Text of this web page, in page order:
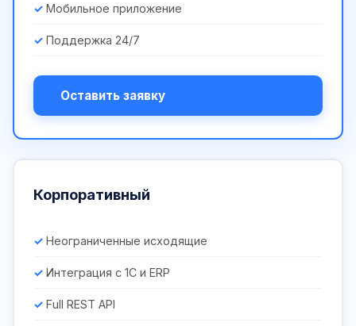
Мобильное приложение
Поддержка 24/7
Оставить заявку
Корпоративный
Неограниченные исходящие
Интеграция с 1С и ERP
Full REST API